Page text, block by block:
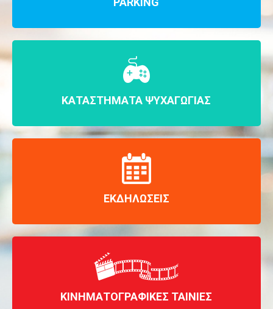
ΚΑΤΑΣΤΗΜΑΤΑ ΨΥΧΑΓΩΓΙΑΣ
ΕΚΔΗΛΩΣΕΙΣ
ΚΙΝΗΜΑΤΟΓΡΑΦΙΚΕΣ ΤΑΙΝΙΕΣ